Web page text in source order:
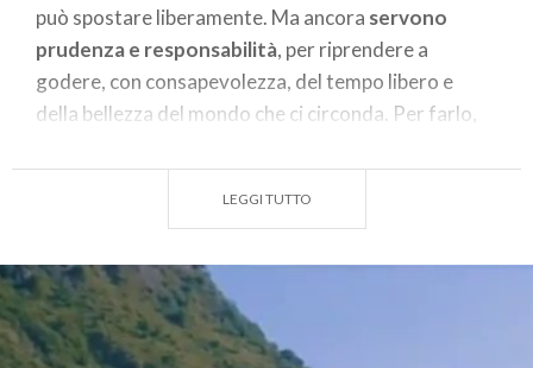
può spostare liberamente. Ma ancora servono
prudenza e responsabilità, per riprendere a
godere, con consapevolezza, del tempo libero e
della bellezza del mondo che ci circonda. Per farlo,
rispettando la sicurezza, la salute e la libertà di tutti.
sintetico e utile vademecum
siamo ancora inpiena Fase 2
comportamenti è preferibile adottare per
organizzare e godersi - senza intoppi e sorprese - la
LEGGI TUTTO